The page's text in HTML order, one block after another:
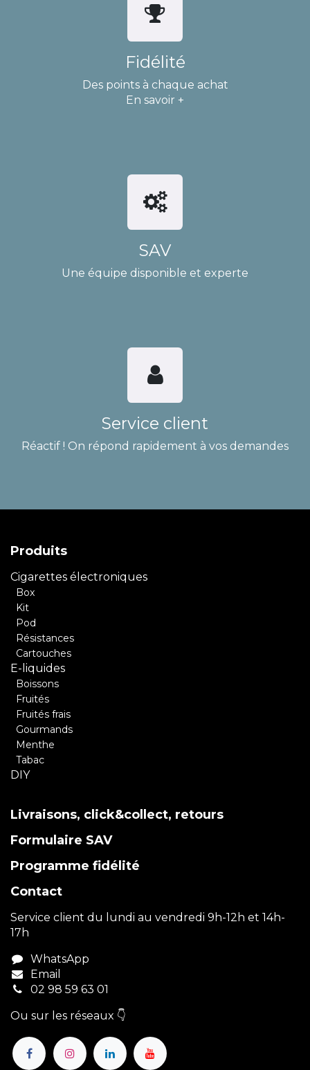
Fidélité
Des points à chaque achat
En savoir +
SAV
Une équipe disponible et experte
Service client
Réactif ! On répond rapidement à vos demandes
Produits
Cigarettes électroniques
Box
Kit
Pod
Résistances
Cartouches
E-liquides
Boissons
Fruités
Fruités frais
Gourmands
Menthe
Tabac
DIY
Livraisons, click&collect, retours
Formulaire SAV
Programme fidélité
Contact
Service client du lundi au vendredi 9h-12h et 14h-
17h
WhatsApp
Email
02 98 59 63 01
Ou sur les réseaux 👇